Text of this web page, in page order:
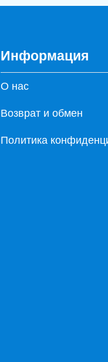
Информация
О нас
Возврат и обмен
Политика